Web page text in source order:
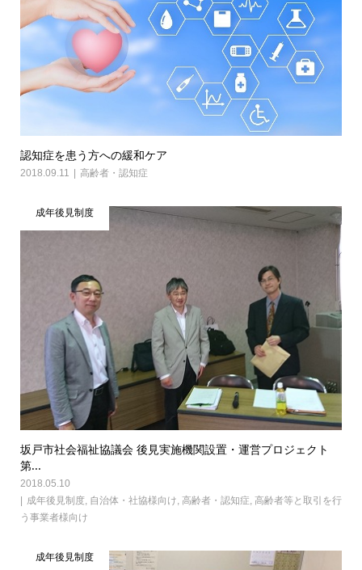
認知症を患う方への緩和ケア
2018.09.11 高齢者・認知症
成年後見制度
坂戸市社会福祉協議会 後見実施機関設置・運営プロジェクト
第...
2018.05.10
成年後見制度, 自治体・社協様向け, 高齢者・認知症, 高齢者等と取引を行
う事業者様向け
成年後見制度